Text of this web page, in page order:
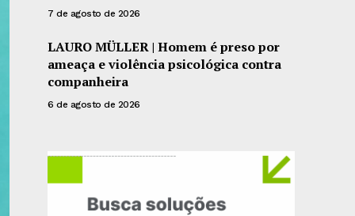
7 de agosto de 2026
LAURO MÜLLER | Homem é preso por
ameaça e violência psicológica contra
companheira
6 de agosto de 2026